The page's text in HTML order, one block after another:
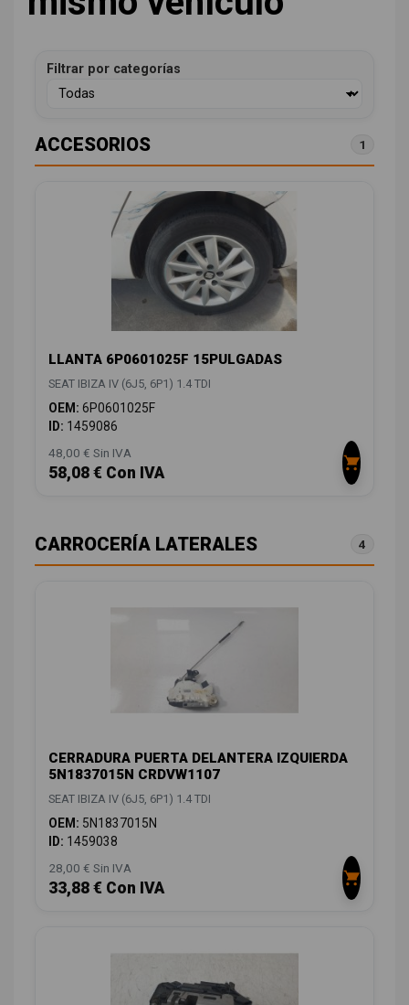
Filtrar por categorías
ACCESORIOS 1
LLANTA 6P0601025F 15PULGADAS
SEAT IBIZA IV (6J5, 6P1) 1.4 TDI
OEM: 6P0601025F
ID: 1459086
48,00 € Sin IVA
58,08 € Con IVA
CARROCERÍA LATERALES 4
CERRADURA PUERTA DELANTERA IZQUIERDA
5N1837015N CRDVW1107
SEAT IBIZA IV (6J5, 6P1) 1.4 TDI
OEM: 5N1837015N
ID: 1459038
28,00 € Sin IVA
33,88 € Con IVA